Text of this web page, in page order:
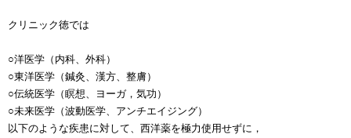
クリニック徳では
○洋医学（内科、外科）
○東洋医学（鍼灸、漢方、整膚）
○伝統医学（瞑想、ヨーガ，気功）
○未来医学（波動医学、アンチエイジング）
以下のような疾患に対して、西洋薬を極力使用せずに，